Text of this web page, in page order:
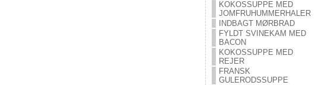
KOKOSSUPPE MED
JOMFRUHUMMERHALER
INDBAGT MØRBRAD
FYLDT SVINEKAM MED
BACON
KOKOSSUPPE MED
REJER
FRANSK
GULERODSSUPPE